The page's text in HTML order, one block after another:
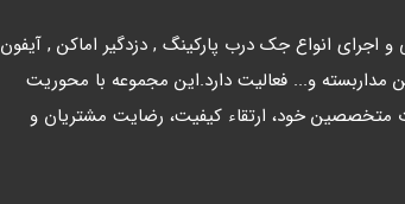
اجرای انواع جک درب پارکینگ , دزدگیر اماکن , آیفون
مداربسته و... فعالیت دارد.این مجموعه با محوریت
متخصصین خود، ارتقاء کیفیت، رضایت مشتریان و